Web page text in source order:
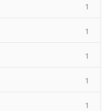
1
1
1
1
1